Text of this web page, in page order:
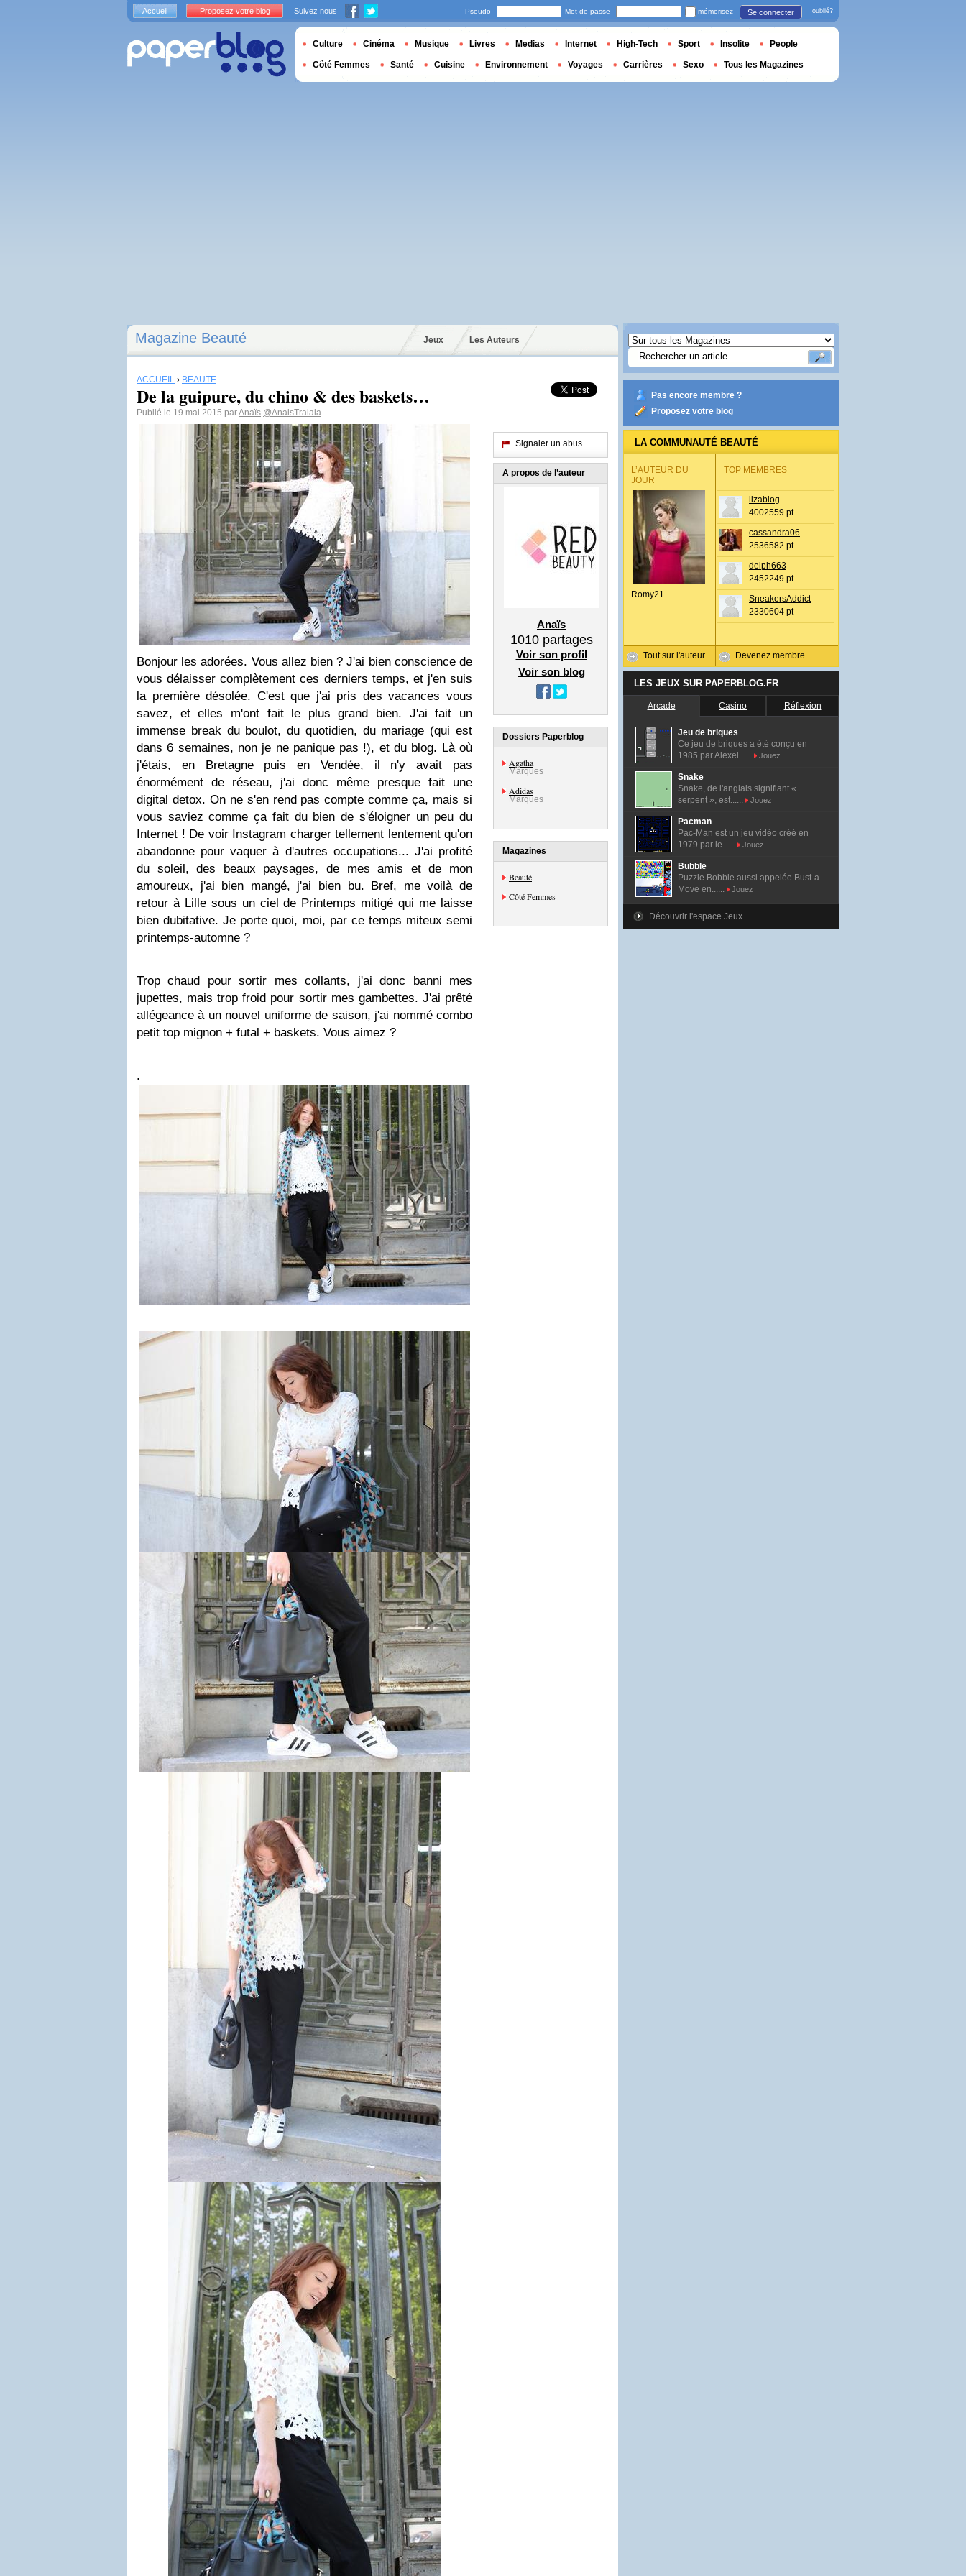
Magazine Beauté Jeux Les Auteurs
ACCUEIL › BEAUTÉ
De la guipure, du chino & des baskets…
Publié le 19 mai 2015 parAnaïs @AnaisTralala
Bonjour les adorées. Vous allez bien ? J'ai bien conscience de
vous délaisser complètement ces derniers temps, et j'en suis
la première désolée. C'est que j'ai pris des vacances vous
savez, et elles m'ont fait le plus grand bien. J'ai fait un
immense break du boulot, du quotidien, du mariage (qui est
dans 6 semaines, non je ne panique pas !), et du blog. Là où
j'étais, en Bretagne puis en Vendée, il n'y avait pas
énormément de réseau, j'ai donc même presque fait une
digital detox. On ne s'en rend pas compte comme ça, mais si
vous saviez comme ça fait du bien de s'éloigner un peu du
Internet ! De voir Instagram charger tellement lentement qu'on
abandonne pour vaquer à d'autres occupations... J'ai profité
du soleil, des beaux paysages, de mes amis et de mon
amoureux, j'ai bien mangé, j'ai bien bu. Bref, me voilà de
retour à Lille sous un ciel de Printemps mitigé qui me laisse
bien dubitative. Je porte quoi, moi, par ce temps miteux semi
printemps-automne ?
Trop chaud pour sortir mes collants, j'ai donc banni mes
jupettes, mais trop froid pour sortir mes gambettes. J'ai prêté
allégeance à un nouvel uniforme de saison, j'ai nommé combo
petit top mignon + futal + baskets. Vous aimez ?
.
Signaler un abus
A propos de l’auteur
Anaïs
1010partages
Voir son profil
Voir son blog
Dossiers Paperblog
Agatha
Marques
Adidas
Marques
Magazines
Beauté
Côté Femmes
Pas encore membre ?
Proposez votre blog
LA COMMUNAUTÉ BEAUTÉ
L’AUTEUR DU
JOUR
Romy21
Tout sur l'auteur
TOP MEMBRES
lizablog
4002559 pt
cassandra06
2536582 pt
delph663
2452249 pt
SneakersAddict
2330604 pt
Devenez membre
LES JEUX SUR PAPERBLOG.FR
Arcade Casino Réflexion
Jeu de briques
Ce jeu de briques a été conçu en
1985 par Alexei......
Jouez
Snake
Snake, de l'anglais signifiant «
serpent », est......
Jouez
Pacman
Pac-Man est un jeu vidéo créé en
1979 par le......
Jouez
Bubble
Puzzle Bobble aussi appelée Bust-a-
Move en......
Jouez
Découvrir l'espace Jeux
Accueil Proposez votre blog Suivez nous Pseudo Mot de passe mémorisez Se connecter oublié?
Culture Cinéma Musique Livres Medias Internet High-Tech Sport Insolite People
Côté Femmes Santé Cuisine Environnement Voyages Carrières Sexo Tous les Magazines